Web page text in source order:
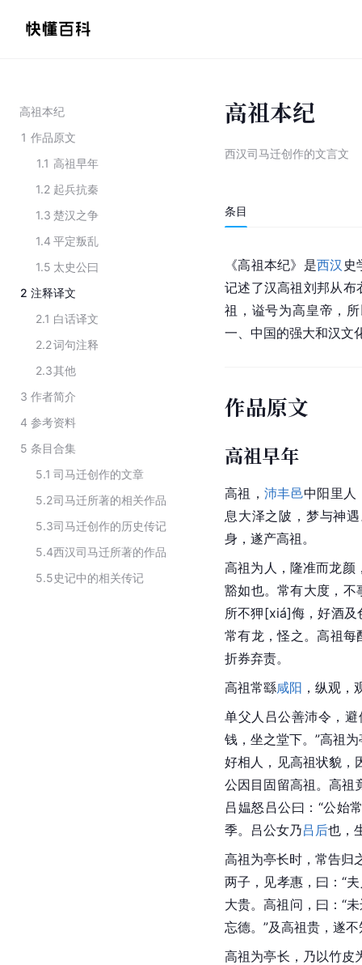
高祖本纪
1 作品原文
1.1 高祖早年
1.2 起兵抗秦
1.3 楚汉之争
1.4 平定叛乱
1.5 太史公曰
2 注释译文
2.1 白话译文
2.2词句注释
2.3其他
3 作者简介
4 参考资料
5 条目合集
5.1 司马迁创作的文章
5.2司马迁所著的相关作品
5.3司马迁创作的历史传记
5.4西汉司马迁所著的作品
5.5史记中的相关传记
高祖本纪
西汉司马迁创作的文言文
条目
《高祖本纪》是西汉 史
记述了汉高祖刘邦从布
祖， 谥号为高皇帝，
一、 中国的强大和汉文
作品原文
高祖早年
高祖， 沛丰邑中阳里人
息大泽之陂，梦与神
身，遂产高祖。
高祖为人，隆准而龙颜
豁如也。常有大度，不
所不狎[xiá]侮，好酒
常有龙，怪之。高祖
折券弃责。
高祖常繇咸阳 ，纵观，
单父人吕公善沛令，
钱，坐之堂下。”高祖
好相人，见高祖状貌，
公因目固留高祖。高祖
吕媪怒吕公曰：“公始
季。吕公女乃吕后也，
高祖为亭长时，常告归
两子，见孝惠，曰：“
大贵。高祖问，曰：“
忘德。”及高祖贵，遂
高祖为亭长，乃以竹皮